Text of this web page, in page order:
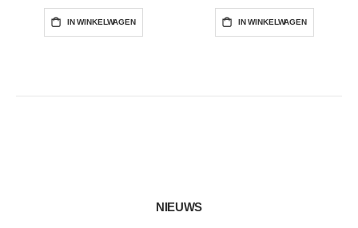
IN WINKELWAGEN IN WINKELWAGEN
NIEUWS